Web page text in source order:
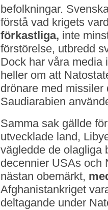
befolkningar.
förstå vad krigets
förkastliga, inte
förstörelse, utbredd
Dock har våra media
heller om att
drönare med
Saudiarabien
Samma sak gällde
utvecklade land,
vägledde de olagliga
decennier USAs och
nästan obemärkt,
Afghanistankriget
deltagande under